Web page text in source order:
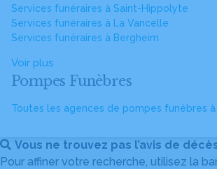
Services funéraires à Saint-Hippolyte
Services funéraires à La Vancelle
Services funéraires à Bergheim
Voir plus
Pompes Funèbres
Toutes les agences de pompes funèbres
Vous ne trouvez pas l’avis de
Pour affiner votre recherche, utilisez la